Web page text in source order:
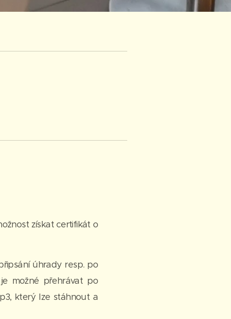
získat certifikát o
úhrady resp. po
možné přehrávat po
který lze stáhnout a